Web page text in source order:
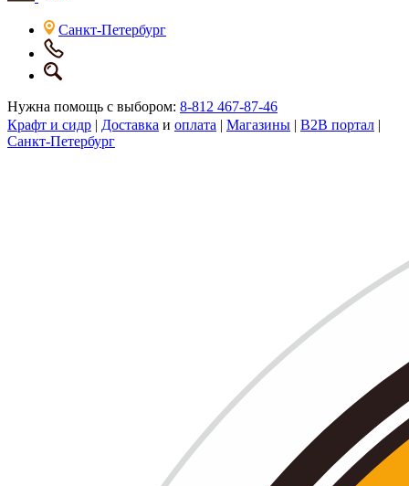
Санкт-Петербург
Нужна помощь с выбором: 8-812 467-87-46
Крафт и сидр | Доставка и оплата | Магазины | B2B портал |
Санкт-Петербург